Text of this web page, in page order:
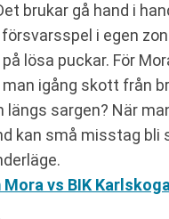
brukar gå hand i
i egen
lösa puckar. För
igång skott från
längs sargen? När
kan små misstag bli
Mora vs BIK